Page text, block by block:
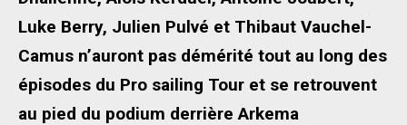
Luke Berry, Julien Pulvé et Thibaut Vauchel-
Camus n’auront pas démérité tout au long des
épisodes du Pro sailing Tour et se retrouvent
au pied du podium derrière Arkema